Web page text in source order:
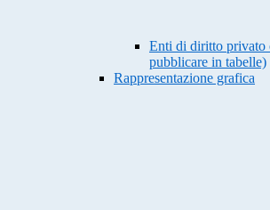
Enti di diritto privato
pubblicare in tabelle)
Rappresentazione grafica